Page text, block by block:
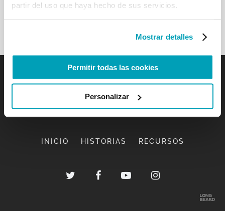
partir del uso que haya hecho de sus servicios.
Mostrar detalles
Permitir todas las cookies
Personalizar
INICIO HISTORIAS RECURSOS